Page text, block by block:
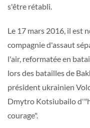
s'être rétabli.
Le 17 mars 2016, il est
compagnie d'assaut
l'air, reformatée en
lors des batailles de
président ukrainien
Dmytro Kotsiubailo
courage".